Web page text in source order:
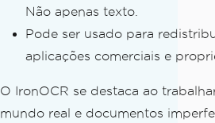
Não apenas texto.
Pode ser usado para
aplicações comerciais e
O IronOCR se destaca ao
mundo real e documentos